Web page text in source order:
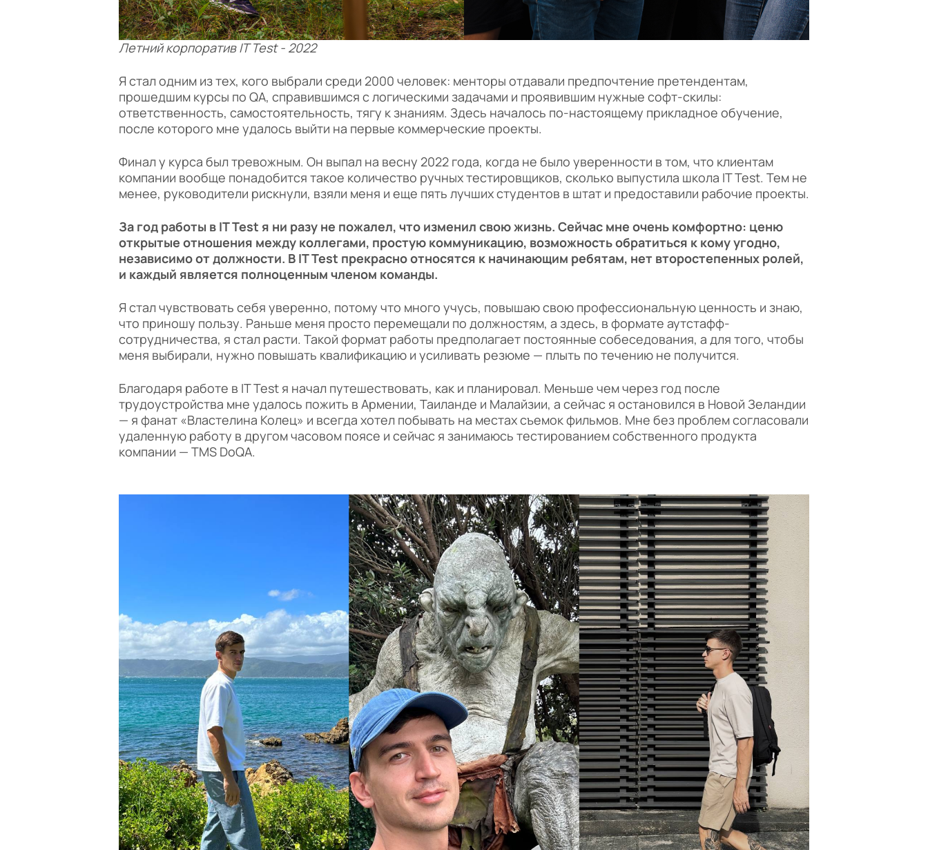
Летний корпоратив IT Test - 2022
Я стал одним из тех, кого выбрали среди 2000 человек: менторы отдавали предпочтение претендентам,
прошедшим курсы по QA, справившимся с логическими задачами и проявившим нужные софт-скилы:
ответственность, самостоятельность, тягу к знаниям. Здесь началось по-настоящему прикладное обучение,
после которого мне удалось выйти на первые коммерческие проекты.
Финал у курса был тревожным. Он выпал на весну 2022 года, когда не было уверенности в том, что клиентам
компании вообще понадобится такое количество ручных тестировщиков, сколько выпустила школа IT Test. Тем не
менее, руководители рискнули, взяли меня и еще пять лучших студентов в штат и предоставили рабочие проекты.
За год работы в IT Test я ни разу не пожалел, что изменил свою жизнь. Сейчас мне очень комфортно: ценю
открытые отношения между коллегами, простую коммуникацию, возможность обратиться к кому угодно,
независимо от должности. В IT Test прекрасно относятся к начинающим ребятам, нет второстепенных ролей,
и каждый является полноценным членом команды.
Я стал чувствовать себя уверенно, потому что много учусь, повышаю свою профессиональную ценность и знаю,
что приношу пользу. Раньше меня просто перемещали по должностям, а здесь, в формате аутстафф-
сотрудничества, я стал расти. Такой формат работы предполагает постоянные собеседования, а для того, чтобы
меня выбирали, нужно повышать квалификацию и усиливать резюме — плыть по течению не получится.
Благодаря работе в IT Test я начал путешествовать, как и планировал. Меньше чем через год после
трудоустройства мне удалось пожить в Армении, Таиланде и Малайзии, а сейчас я остановился в Новой Зеландии
— я фанат «Властелина Колец» и всегда хотел побывать на местах съемок фильмов. Мне без проблем согласовали
удаленную работу в другом часовом поясе и сейчас я занимаюсь тестированием собственного продукта
компании — TMS DoQA.